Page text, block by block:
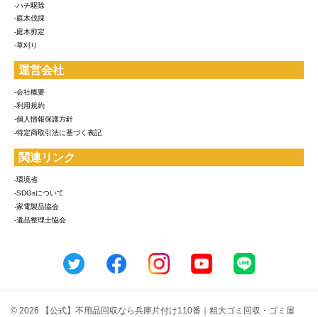
-ハチ駆除
-庭木伐採
-庭木剪定
-草刈り
運営会社
-会社概要
-利用規約
-個人情報保護方針
-特定商取引法に基づく表記
関連リンク
-環境省
-SDGsについて
-家電製品協会
-遺品整理士協会
© 2026 【公式】不用品回収なら兵庫片付け110番｜粗大ゴミ回収・ゴミ屋